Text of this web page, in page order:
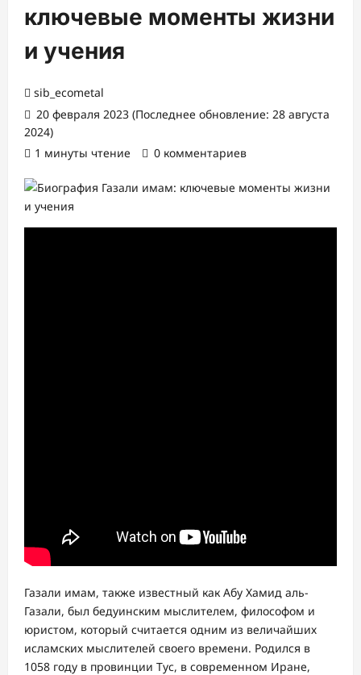
ключевые моменты жизни
и учения
sib_ecometal
20 февраля 2023 (Последнее обновление: 28 августа
2024)
1 минуты чтение
0 комментариев
Газали имам, также известный как Абу Хамид аль-
Газали, был бедуинским мыслителем, философом и
юристом, который считается одним из величайших
исламских мыслителей своего времени. Родился в
1058 году в провинции Тус, в современном Иране,